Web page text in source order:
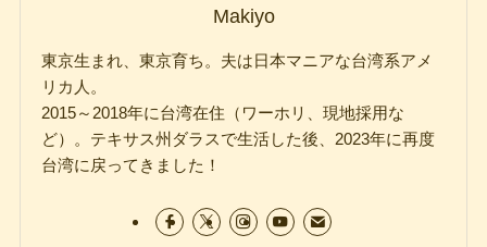
Makiyo
東京生まれ、東京育ち。夫は日本マニアな台湾系アメ
リカ人。
2015～2018年に台湾在住（ワーホリ、現地採用な
ど）。テキサス州ダラスで生活した後、2023年に再度
台湾に戻ってきました！